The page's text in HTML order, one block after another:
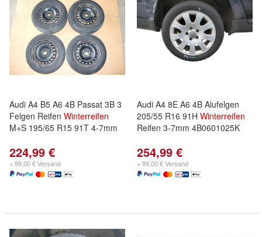
Audi A4 B5 A6 4B Passat 3B 3
Felgen Reifen Winterreifen
M+S 195/65 R15 91T 4-7mm
224,99 €
+ 99,00 € Versand
Audi A4 8E A6 4B Alufelgen
205/55 R16 91H Winterreifen
Reifen 3-7mm 4B0601025K
254,99 €
+ 99,00 € Versand